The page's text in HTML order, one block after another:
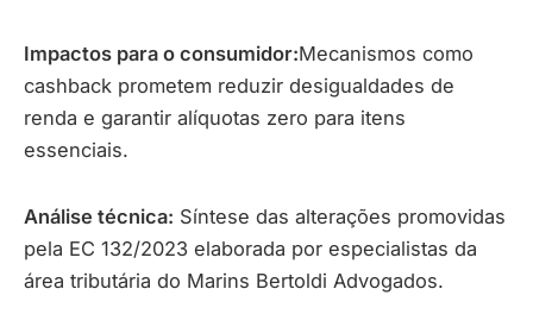
Impactos para o consumidor:Mecanismos como
cashback prometem reduzir desigualdades de
renda e garantir alíquotas zero para itens
essenciais.
Análise técnica: Síntese das alterações promovidas
pela EC 132/2023 elaborada por especialistas da
área tributária do Marins Bertoldi Advogados.